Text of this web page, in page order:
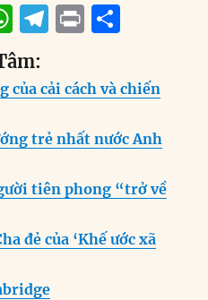
W
h
at
s
A
p
T
e
g
r
m
P
n
t
a
re
của cải cách và chiến
trẻ nhất nước Anh
tiên phong “trở về
đẻ của ‘Khế ước xã